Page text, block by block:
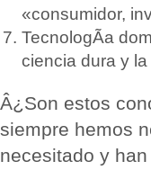
«consumidor,
TecnologÃ­a
ciencia dura y
Â¿Son estos
siempre hemos
necesitado y